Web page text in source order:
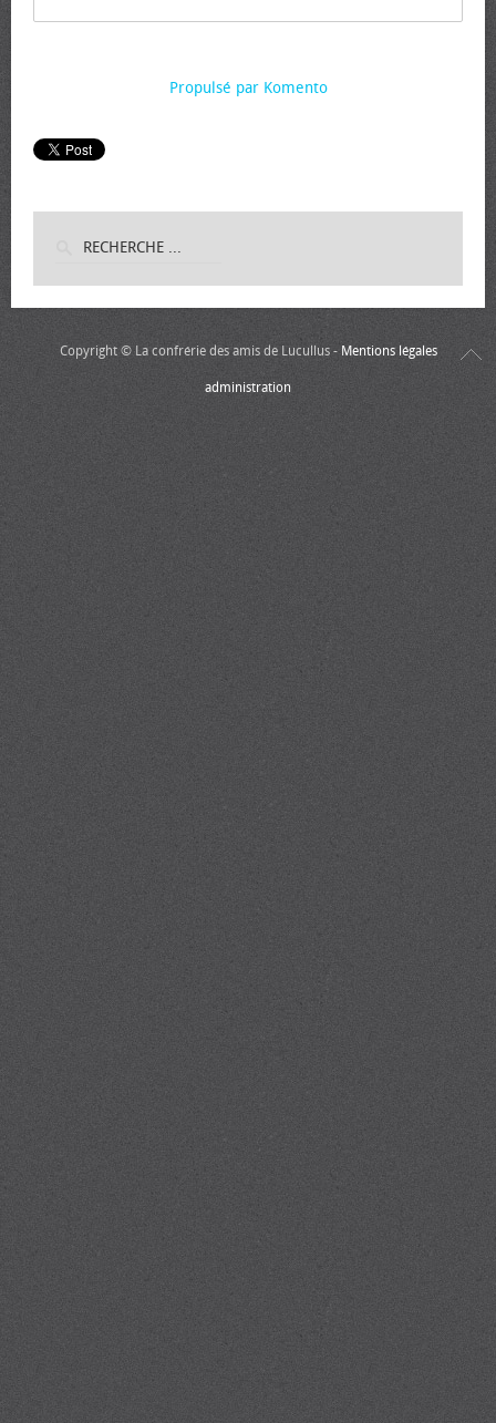
Propulsé par Komento
Copyright © La confrérie des amis de Lucullus - Mentions légales
administration